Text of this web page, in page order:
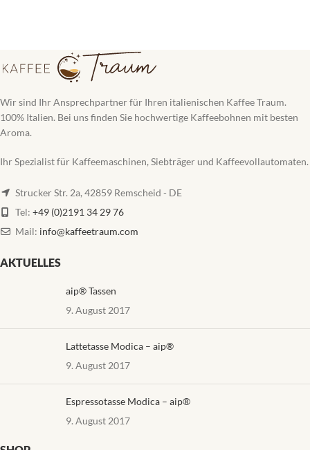
Wir sind Ihr Ansprechpartner für Ihren italienischen Kaffee Traum.
100% Italien. Bei uns finden Sie hochwertige Kaffeebohnen mit besten
Aroma.
Ihr Spezialist für Kaffeemaschinen, Siebträger und Kaffeevollautomaten.
Strucker Str. 2a, 42859 Remscheid - DE
Tel: +49 (0)2191 34 29 76
Mail: info@kaffeetraum.com
AKTUELLES
aip® Tassen
9. August 2017
Lattetasse Modica – aip®
9. August 2017
Espressotasse Modica – aip®
9. August 2017